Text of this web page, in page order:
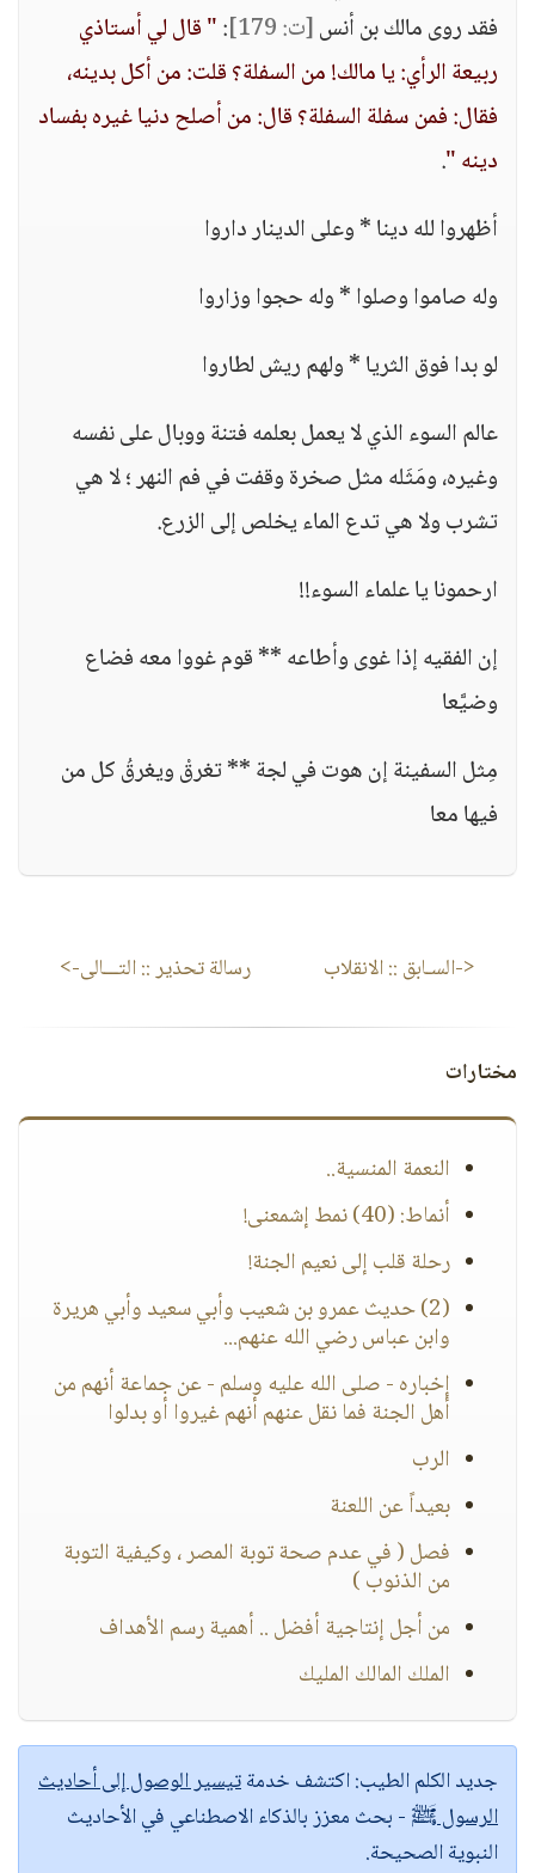
فقد روى مالك بن أنس[ت: 179] :" قال لي أستاذي
ربيعة الرأي: يا مالك! من السفلة؟ قلت: من أكل بدينه،
فقال: فمن سفلة السفلة؟ قال: من أصلح دنيا غيره بفساد
دينه ".
أظهروا لله دينا * وعلى الدينار داروا
وله صاموا وصلوا * وله حجوا وزاروا
لو بدا فوق الثريا * ولهم ريش لطاروا
عالم السوء الذي لا يعمل بعلمه فتنة ووبال على نفسه
وغيره، ومَثَله مثل صخرة وقفت في فم النهر ؛ لا هي
تشرب ولا هي تدع الماء يخلص إلى الزرع.
ارحمونا يا علماء السوء!!
إن الفقيه إذا غوى وأطاعه ** قوم غووا معه فضاع
وضيَّعا
مِثل السفينة إن هوت في لجة ** تغرقْ ويغرقُ كل من
فيها معا
<-السـابق ::الانقلاب رسالة تحذير:: التـــالى->
مختارات
النعمة المنسية..
أنماط: (40) نمط إشمعنى!
رحلة قلب إلى نعيم الجنة!
(2) حديث عمرو بن شعيب وأبي سعيد وأبي هريرة
وابن عباس رضي الله عنهم...
إخباره - صلى الله عليه وسلم - عن جماعة أنهم من
أهل الجنة فما نقل عنهم أنهم غيروا أو بدلوا
الرب
بعيداً عن اللعنة
فصل ( في عدم صحة توبة المصر ، وكيفية التوبة
من الذنوب )
من أجل إنتاجية أفضل .. أهمية رسم الأهداف
الملك المالك المليك
جديد الكلم الطيب:اكتشف خدمةتيسير الوصول إلى أحاديث
الرسول ﷺ - بحث معزز بالذكاء الاصطناعي في الأحاديث
النبوية الصحيحة.